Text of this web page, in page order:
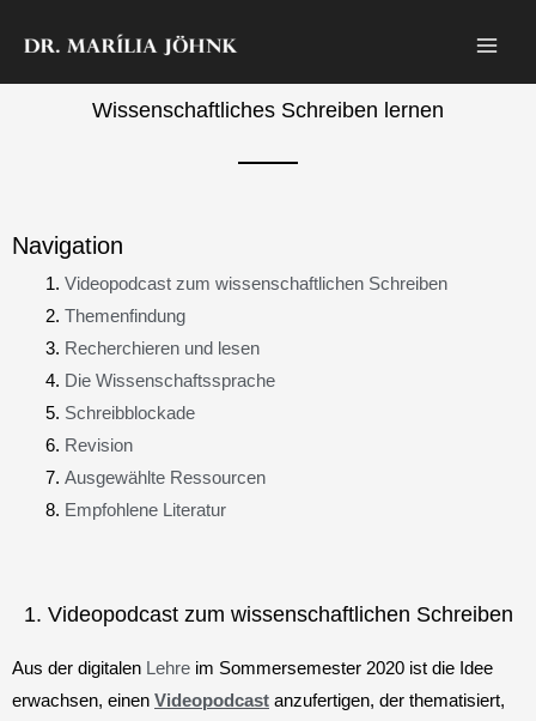
Inhalt
Wissenschaftliches Schreiben lernen
Navigation
Videopodcast zum wissenschaftlichen Schreiben
Themenfindung
Recherchieren und lesen
Die Wissenschaftssprache
Schreibblockade
Revision
Ausgewählte Ressourcen
Empfohlene Literatur
1. Videopodcast zum wissenschaftlichen Schreiben
Aus der digitalen Lehre im Sommersemester 2020 ist die Idee
erwachsen, einen Videopodcast anzufertigen, der thematisiert,